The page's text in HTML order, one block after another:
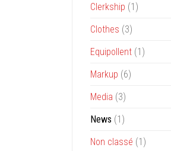
Clerkship (1)
Clothes (3)
Equipollent(1)
Markup (6)
Media (3)
News (1)
Non classé (1)